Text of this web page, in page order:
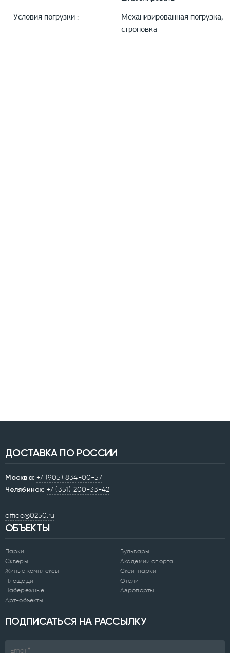
Условия погрузки :
Механизированная погрузка,
строповка
ДОСТАВКА ПО РОССИИ
Москва: +7 (905) 834-00-57
Челябинск: +7 (351) 200-33-42
office@0250.ru
ОБЪЕКТЫ
Парки
Скверы
Жилые комплексы
Площади
Набережные
Арт-объекты
Бульвары
Академии спорта
Скейтпарки
Отели
Аэропорты
ПОДПИСАТЬСЯ НА РАССЫЛКУ